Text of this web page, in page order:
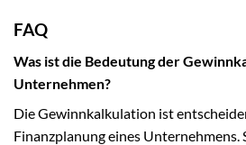
FAQ
Was ist die Bedeutung der
Unternehmen?
Die Gewinnkalkulation ist
Finanzplanung eines Unternehmens.